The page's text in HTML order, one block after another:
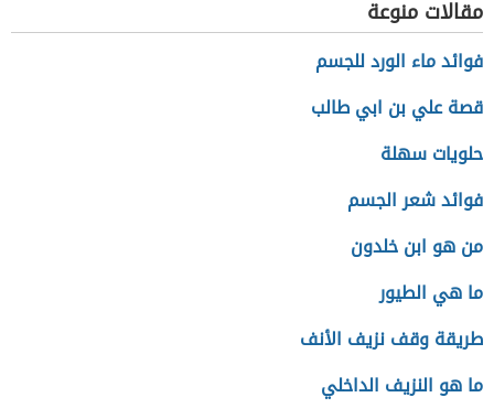
مقالات منوعة
فوائد ماء الورد للجسم
قصة علي بن ابي طالب
حلويات سهلة
فوائد شعر الجسم
من هو ابن خلدون
ما هي الطيور
طريقة وقف نزيف الأنف
ما هو النزيف الداخلي